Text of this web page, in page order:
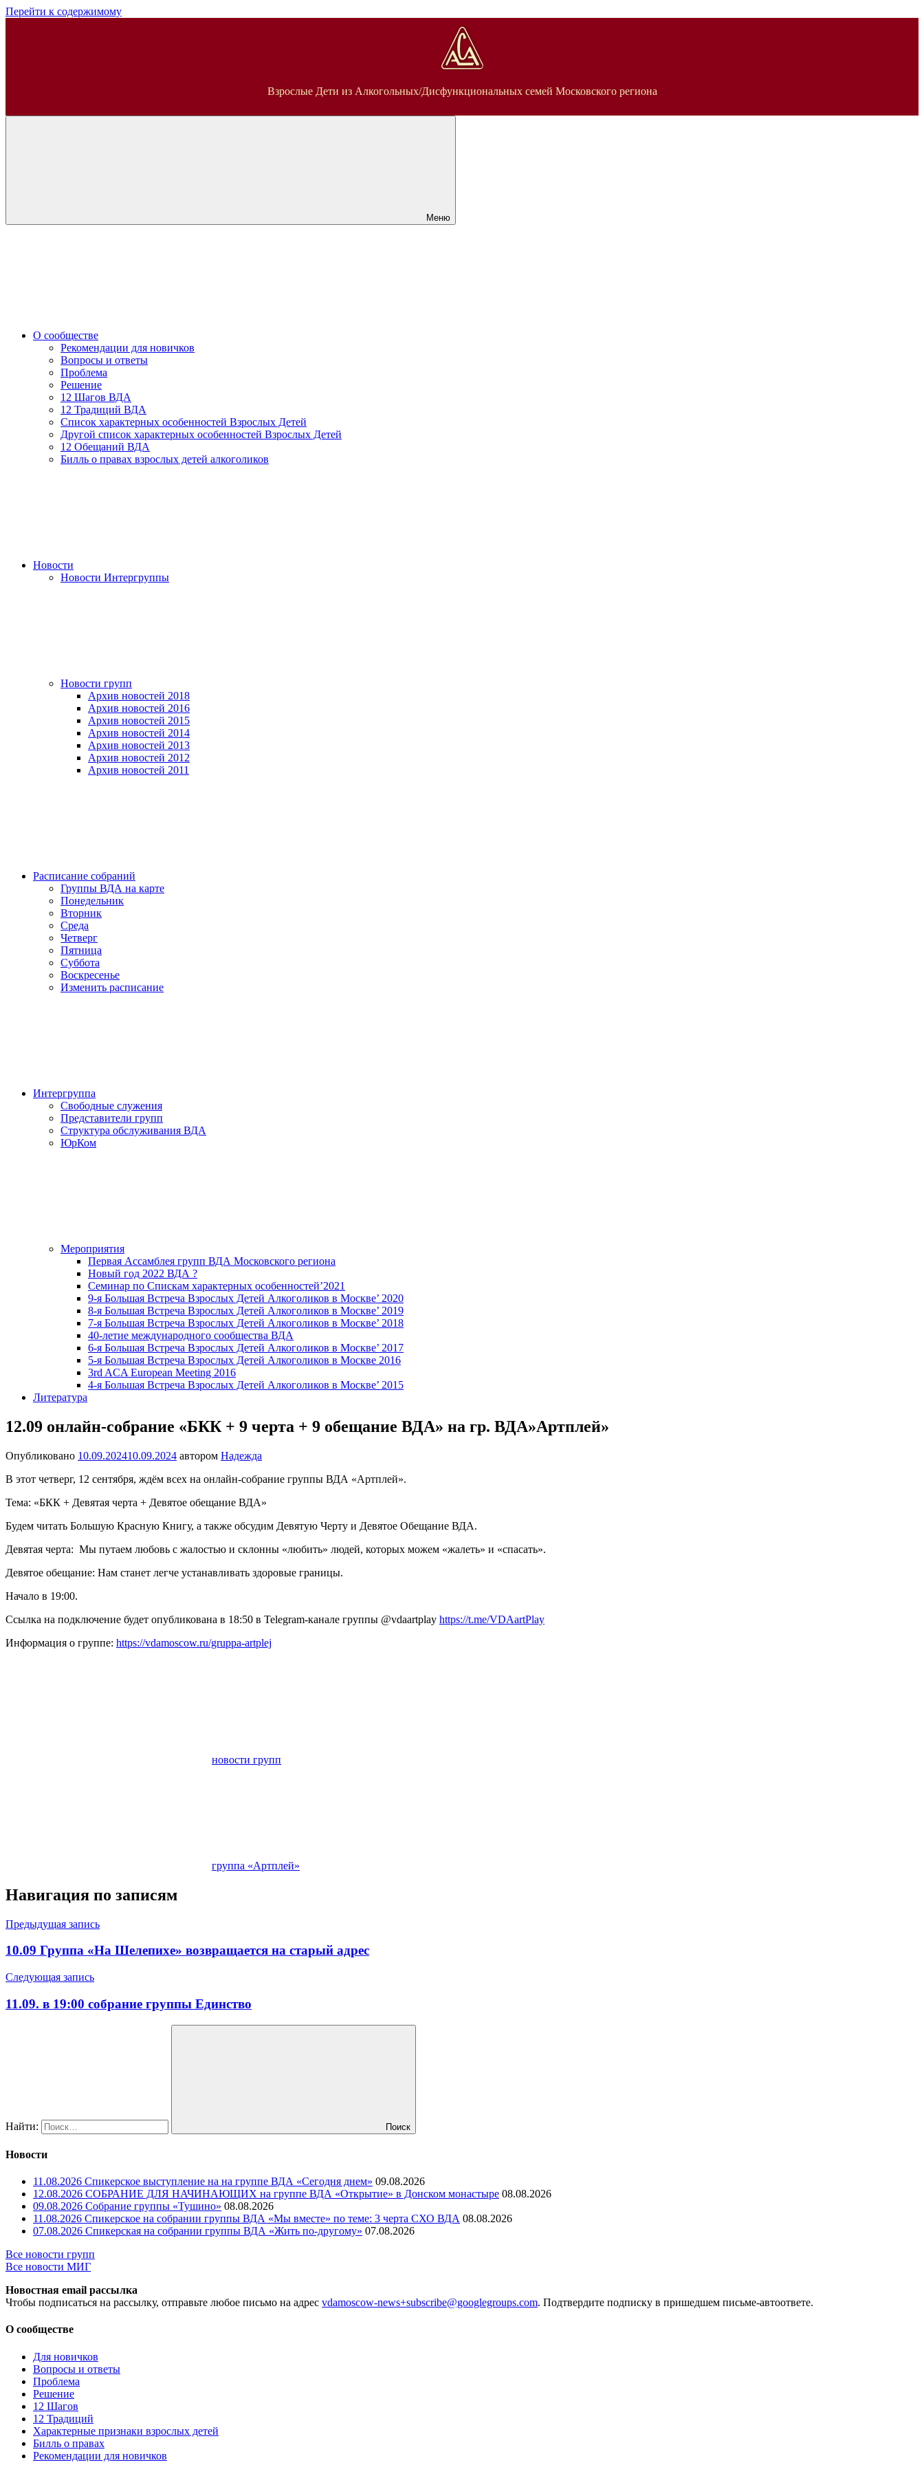
Перейти к содержимому
Взрослые Дети из Алкогольных/Дисфункциональных семей Московского региона
Меню
О сообществе
Рекомендации для новичков
Вопросы и ответы
Проблема
Решение
12 Шагов ВДА
12 Традиций ВДА
Список характерных особенностей Взрослых Детей
Другой список характерных особенностей Взрослых Детей
12 Обещаний ВДА
Билль о правах взрослых детей алкоголиков
Новости
Новости Интергруппы
Новости групп
Архив новостей 2018
Архив новостей 2016
Архив новостей 2015
Архив новостей 2014
Архив новостей 2013
Архив новостей 2012
Архив новостей 2011
Расписание собраний
Группы ВДА на карте
Понедельник
Вторник
Среда
Четверг
Пятница
Суббота
Воскресенье
Изменить расписание
Интергруппа
Свободные служения
Представители групп
Структура обслуживания ВДА
ЮрКом
Мероприятия
Первая Ассамблея групп ВДА Московского региона
Новый год 2022 ВДА ?
Семинар по Спискам характерных особенностей’2021
9-я Большая Встреча Взрослых Детей Алкоголиков в Москве’ 2020
8-я Большая Встреча Взрослых Детей Алкоголиков в Москве’ 2019
7-я Большая Встреча Взрослых Детей Алкоголиков в Москве’ 2018
40-летие международного сообщества ВДА
6-я Большая Встреча Взрослых Детей Алкоголиков в Москве’ 2017
5-я Большая Встреча Взрослых Детей Алкоголиков в Москве 2016
3rd ACA European Meeting 2016
4-я Большая Встреча Взрослых Детей Алкоголиков в Москве’ 2015
Литература
12.09 онлайн-собрание «БКК + 9 черта + 9 обещание ВДА» на гр. ВДА»Артплей»
Опубликовано 10.09.202410.09.2024 автором Надежда
В этот четверг, 12 сентября, ждём всех на онлайн-собрание группы ВДА «Артплей».
Тема: «БКК + Девятая черта + Девятое обещание ВДА»
Будем читать Большую Красную Книгу, а также обсудим Девятую Черту и Девятое Обещание ВДА.
Девятая черта: Мы путаем любовь с жалостью и склонны «любить» людей, которых можем «жалеть» и «спасать».
Девятое обещание: Нам станет легче устанавливать здоровые границы.
Начало в 19:00.
Ссылка на подключение будет опубликована в 18:50 в Telegram-канале группы @vdaartplay https://t.me/VDAartPlay
Информация о группе: https://vdamoscow.ru/gruppa-artplej
новости групп
группа «Артплей»
Навигация по записям
Предыдущая запись
10.09 Группа «На Шелепихе» возвращается на старый адрес
Следующая запись
11.09. в 19:00 собрание группы Единство
Найти: Поиск
Новости
11.08.2026 Спикерское выступление на на группе ВДА «Сегодня днем» 09.08.2026
12.08.2026 СОБРАНИЕ ДЛЯ НАЧИНАЮЩИХ на группе ВДА «Открытие» в Донском монастыре 08.08.2026
09.08.2026 Собрание группы «Тушино» 08.08.2026
11.08.2026 Спикерское на собрании группы ВДА «Мы вместе» по теме: 3 черта СХО ВДА 08.08.2026
07.08.2026 Спикерская на собрании группы ВДА «Жить по-другому» 07.08.2026
Все новости групп
Все новости МИГ
Новостная email рассылка
Чтобы подписаться на рассылку, отправьте любое письмо на адрес vdamoscow-news+subscribe@googlegroups.com. Подтвердите подписку в пришедшем письме-автоответе.
О сообществе
Для новичков
Вопросы и ответы
Проблема
Решение
12 Шагов
12 Традиций
Xарактерные признаки взрослых детей
Билль о правах
Рекомендации для новичков